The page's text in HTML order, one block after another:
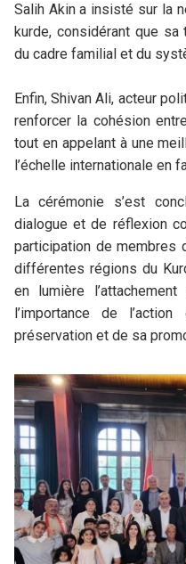
Salih Akin a insisté sur la
kurde, considérant que
du cadre familial et du
Enfin, Shivan Ali, acteur
renforcer la cohésion
tout en appelant à une
l’échelle internationale en
La cérémonie s’est
dialogue et de réflexion
participation de membres
différentes régions du
en lumière
l’importance de
préservation et de sa